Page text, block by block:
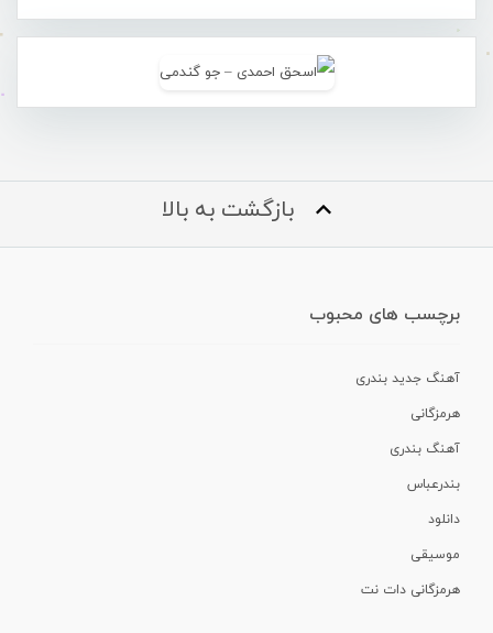
بازگشت به بالا
برچسب های محبوب
آهنگ جدید بندری
هرمزگانی
آهنگ بندری
بندرعباس
دانلود
موسیقی
هرمزگانی دات نت